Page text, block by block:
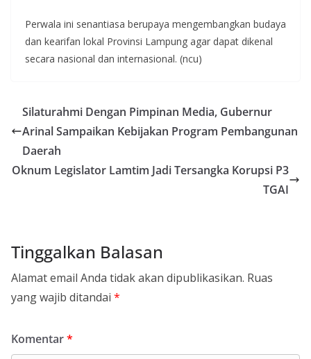
Perwala ini senantiasa berupaya mengembangkan budaya
dan kearifan lokal Provinsi Lampung agar dapat dikenal
secara nasional dan internasional. (ncu)
Silaturahmi Dengan Pimpinan Media, Gubernur
Arinal Sampaikan Kebijakan Program Pembangunan
Daerah
Oknum Legislator Lamtim Jadi Tersangka Korupsi P3
TGAI
Tinggalkan Balasan
Alamat email Anda tidak akan dipublikasikan. Ruas
yang wajib ditandai *
Komentar*